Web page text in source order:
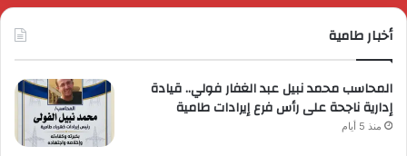
أخبار طامية
المحاسب محمد نبيل عبد الغفار فولي.. قيادة
إدارية ناجحة على رأس فرع إيرادات طامية
منذ 5 أيام